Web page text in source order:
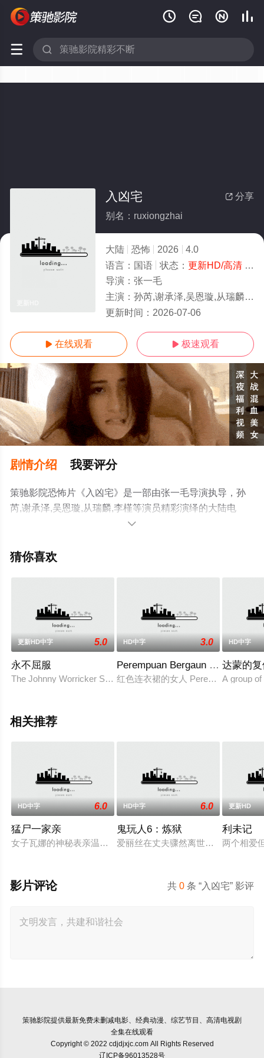
   
 
 分享
入凶宅
别名：ruxiongzhai
大陆 恐怖 2026
4.0
语言： 国语 状态： 更新HD/高清- 免费在线观看
导演： 张一毛
主演： 孙芮,谢承泽,吴恩璇,从瑞麟,李槿
更新时间： 2026-07-06
 在线观看  极速观看
剧情介绍 我要评分
策驰影院恐怖片《入凶宅》是一部由张一毛导演执导，孙
芮,谢承泽,吴恩璇,从瑞麟,李槿等演员精彩演绎的大陆电
影，手机免费观看高清无删减完整版电影大全就上策驰电
等平台了解。

猜你喜欢
更新HD中字 5.0
永不屈服
The Johnny Worricker Spy trilogy concludes with Salt
HD中字 3.0
Perempuan Bergaun Merah
红色连衣裙的女人 Perempuan
HD中字
达蒙的
A group
相关推荐
HD中字 6.0
猛尸一家亲
女子瓦娜的神秘表亲温思罗普突然仓皇登门，身后还跟着一个
HD中字 6.0
鬼玩人6：炼狱
爱丽丝在丈夫骤然离世后深陷悲痛，
更新HD
利未记
两个相爱
共0 条 “入凶宅” 影评
影片评论
策驰影院提供最新免费未删减电影、经典动漫、综艺节目、高清电视剧
全集在线观看
Copyright © 2022 cdjdjxjc.com All Rights Reserved
辽ICP备96013528号